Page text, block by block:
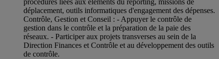
procédures liées aux éléments du reporting, missions de
déplacement, outils informatiques d'engagement des dépenses.
Contrôle, Gestion et Conseil : - Appuyer le contrôle de
gestion dans le contrôle et la préparation de la paie des
réseaux. - Participer aux projets transverses au sein de la
Direction Finances et Contrôle et au développement des outils
de contrôle.